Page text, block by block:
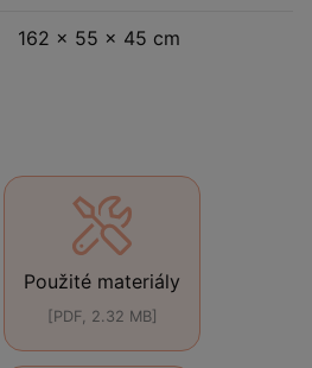
162 x 55 x 45 cm
Použité materiály
[PDF, 2.32 MB]